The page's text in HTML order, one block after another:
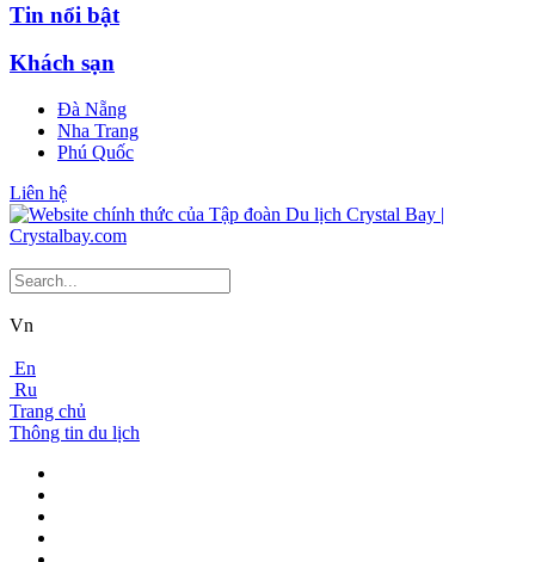
Tin nổi bật
Khách sạn
Đà Nẵng
Nha Trang
Phú Quốc
Liên hệ
Vn
En
Ru
Trang chủ
Thông tin du lịch